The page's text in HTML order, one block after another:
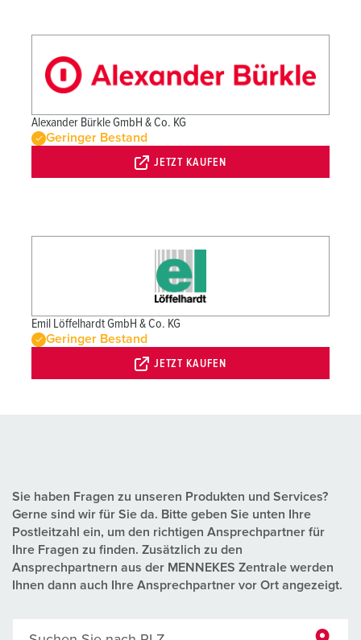
Alexander Bürkle GmbH & Co. KG
Geringer Bestand
JETZT KAUFEN
Emil Löffelhardt GmbH & Co. KG
Geringer Bestand
JETZT KAUFEN
Sie haben Fragen zu unseren Produkten und Services?
Gerne sind wir für Sie da. Bitte geben Sie unten Ihre
Postleitzahl ein, um den richtigen Ansprechpartner für
Ihre Fragen zu finden. Zusätzlich zu den
Ansprechpartnern aus der MENNEKES Zentrale werden
Ihnen dann auch Ihre Ansprechpartner vor Ort angezeigt.